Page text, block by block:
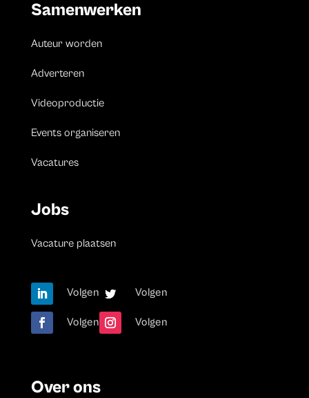
Samenwerken
Auteur worden
Adverteren
Videoproductie
Events organiseren
Vacatures
Jobs
Vacature plaatsen
Volgen Volgen
Volgen Volgen
Over ons